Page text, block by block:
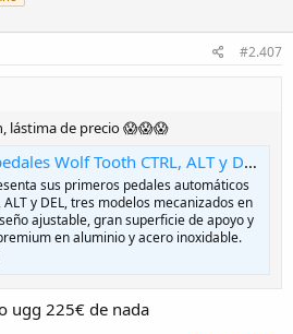
#2.407
lástima de precio 😱😱😱
Tooth CTRL, ALT y DEL: específicos para Trail, XC y gravel
sus primeros pedales automáticos
ALT y DEL, tres modelos mecanizados en
ajustable, gran superficie de apoyo y
en aluminio y acero inoxidable.
ugg 225€ de nada